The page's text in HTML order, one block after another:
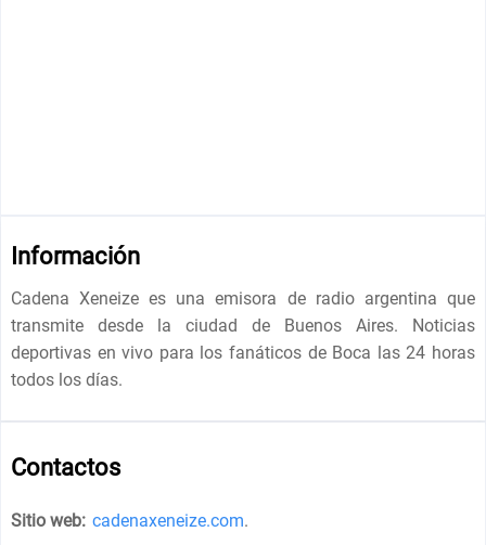
Información
Cadena Xeneize es una emisora ​​de radio argentina que
transmite desde la ciudad de Buenos Aires. Noticias
deportivas en vivo para los fanáticos de Boca las 24 horas
todos los días.
Contactos
Sitio web: cadenaxeneize.com.